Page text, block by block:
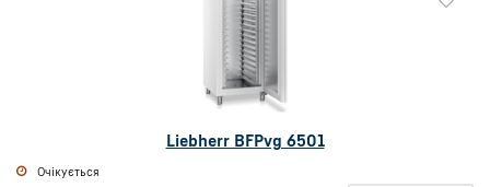
Liebherr BFPvg 6501
Очікується